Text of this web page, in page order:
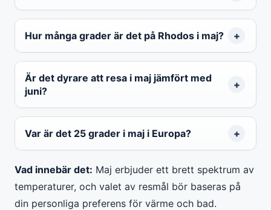
Hur många grader är det på Rhodos i maj?
Är det dyrare att resa i maj jämfört med
juni?
Var är det 25 grader i maj i Europa?
Vad innebär det: Maj erbjuder ett brett spektrum av
temperaturer, och valet av resmål bör baseras på
din personliga preferens för värme och bad.